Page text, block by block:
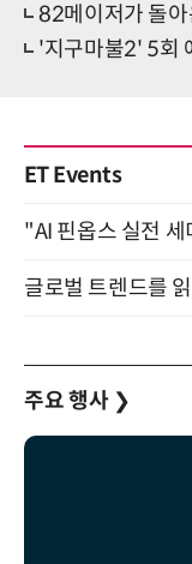
82메이저가 돌
'지구마불2' 5회 예
ET Events
주요 행사 ❯